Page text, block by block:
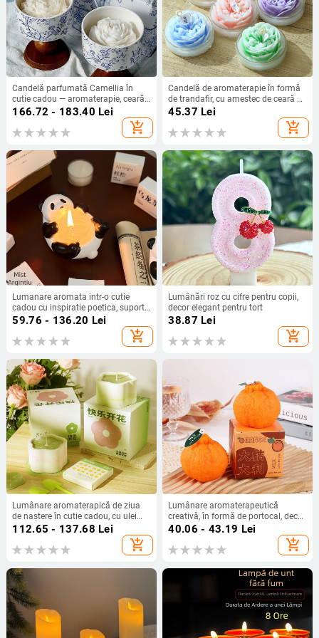
Candelă parfumată Camellia în
cutie cadou — aromaterapie, ceară
din soia, în formă de cupă, cu logo
166.72 - 183.40 Lei
add_shopping_cart
Candelă de aromaterapie în formă
de trandafir, cu amestec de ceară de
soia, pentru uz casnic, cadou
creativ pentru Ziua Mamei și Ziua
Îndrăgostiților
45.37 Lei
add_shopping_cart
Lumanare aromata intr-o cutie
cadou cu inspiratie poetica, suport
panda pentru lumanare, cadou
creativ pentru ziua de nastere a
barbatilor si femeilor
59.76 - 136.20 Lei
add_shopping_cart
Lumânări roz cu cifre pentru copii,
decor elegant pentru tort
38.87 Lei
add_shopping_cart
Lumânare aromaterapică de ziua
de naștere în cutie cadou, cu ulei
esențial, ceară din soia, formă de
floare, pentru dormitor și sufragerie,
parfum de durată
112.65 - 137.68 Lei
add_shopping_cart
Lumânare aromaterapeutică
creativă, în formă de portocal, decor
pentru ședințe foto și cadouri de
40.06 - 43.19 Lei
add_shopping_cart